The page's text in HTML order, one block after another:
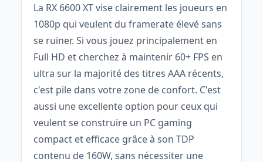
La RX 6600 XT vise clairement les joueurs en
1080p qui veulent du framerate élevé sans
se ruiner. Si vous jouez principalement en
Full HD et cherchez à maintenir 60+ FPS en
ultra sur la majorité des titres AAA récents,
c'est pile dans votre zone de confort. C'est
aussi une excellente option pour ceux qui
veulent se construire un PC gaming
compact et efficace grâce à son TDP
contenu de 160W, sans nécessiter une